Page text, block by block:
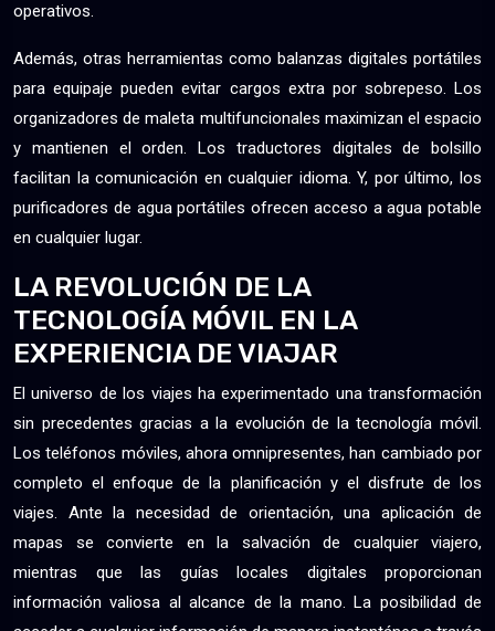
operativos.
Además, otras herramientas como balanzas digitales portátiles
para equipaje pueden evitar cargos extra por sobrepeso. Los
organizadores de maleta multifuncionales maximizan el espacio
y mantienen el orden. Los traductores digitales de bolsillo
facilitan la comunicación en cualquier idioma. Y, por último, los
purificadores de agua portátiles ofrecen acceso a agua potable
en cualquier lugar.
LA REVOLUCIÓN DE LA
TECNOLOGÍA MÓVIL EN LA
EXPERIENCIA DE VIAJAR
El universo de los viajes ha experimentado una transformación
sin precedentes gracias a la evolución de la tecnología móvil.
Los teléfonos móviles, ahora omnipresentes, han cambiado por
completo el enfoque de la planificación y el disfrute de los
viajes. Ante la necesidad de orientación, una aplicación de
mapas se convierte en la salvación de cualquier viajero,
mientras que las guías locales digitales proporcionan
información valiosa al alcance de la mano. La posibilidad de